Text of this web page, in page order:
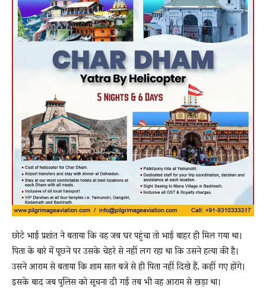
छोटे भाई प्रशांत ने बताया कि वह जब घर पहुंचा तो भाई बाहर ही मिल गया था।
पिता के बारे में पूछने पर उसके चेहरे से नहीं लग रहा था कि उसने हत्या की है।
उसने आराम से बताया कि शाम सात बजे से ही पिता नहीं दिखे हैं, कहीं गए होंगे।
इसके बाद जब पुलिस को सूचना दी गई तब भी वह आराम से खड़ा था।